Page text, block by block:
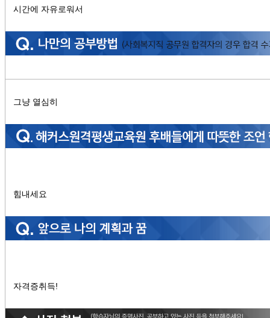
시간에 자유로워서
그냥 열심히
힘내세요
자격증취득!